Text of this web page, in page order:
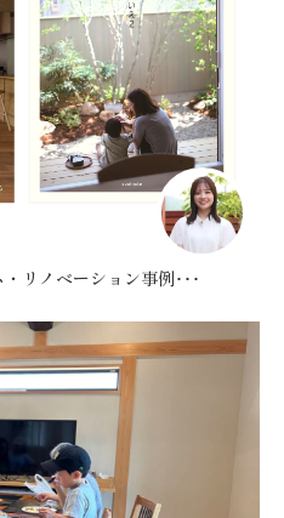
リノベーション事例･･･